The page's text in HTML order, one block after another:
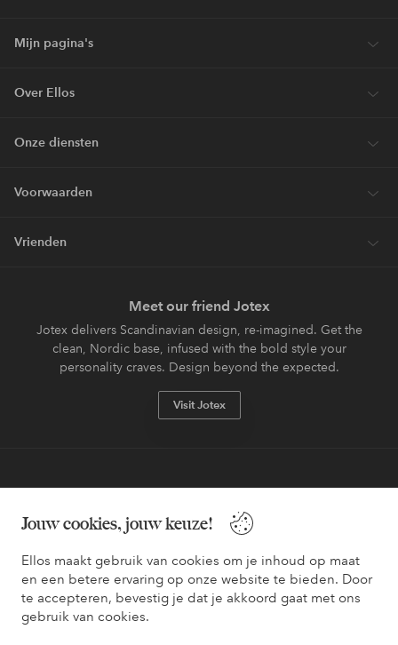
Jouw cookies, jouw keuze!
Ellos maakt gebruik van cookies om je inhoud op maat
en een betere ervaring op onze website te bieden. Door
te accepteren, bevestig je dat je akkoord gaat met ons
gebruik van cookies.
Mijn pagina's
Over Ellos
Onze diensten
Voorwaarden
Vrienden
Meet our friend Jotex
Jotex delivers Scandinavian design, re-imagined. Get the
clean, Nordic base, infused with the bold style your
personality craves. Design beyond the expected.
Visit Jotex
Wil je meer weten over
onze betaalopties